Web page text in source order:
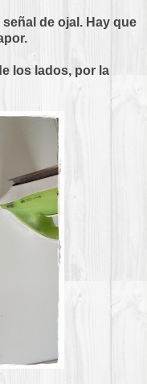
de ojal. Hay que
los lados, por la